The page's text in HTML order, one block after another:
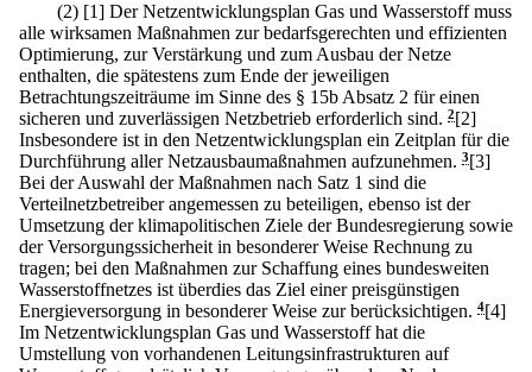
(2) [1] Der Netzentwicklungsplan Gas und Wasserstoff muss
alle wirksamen Maßnahmen zur bedarfsgerechten und effizienten
Optimierung, zur Verstärkung und zum Ausbau der Netze
enthalten, die spätestens zum Ende der jeweiligen
Betrachtungszeiträume im Sinne des § 15b Absatz 2 für einen
sicheren und zuverlässigen Netzbetrieb erforderlich sind. 2[2]
Insbesondere ist in den Netzentwicklungsplan ein Zeitplan für die
Durchführung aller Netzausbaumaßnahmen aufzunehmen. 3[3]
Bei der Auswahl der Maßnahmen nach Satz 1 sind die
Verteilnetzbetreiber angemessen zu beteiligen, ebenso ist der
Umsetzung der klimapolitischen Ziele der Bundesregierung sowie
der Versorgungssicherheit in besonderer Weise Rechnung zu
tragen; bei den Maßnahmen zur Schaffung eines bundesweiten
Wasserstoffnetzes ist überdies das Ziel einer preisgünstigen
Energieversorgung in besonderer Weise zur berücksichtigen. 4[4]
Im Netzentwicklungsplan Gas und Wasserstoff hat die
Umstellung von vorhandenen Leitungsinfrastrukturen auf